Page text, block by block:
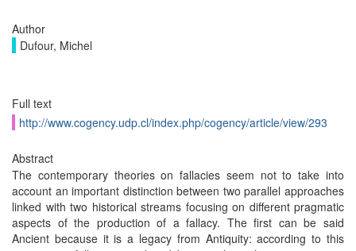
Author
Dufour, Michel
Full text
http://www.cogency.udp.cl/index.php/cogency/article/view/293
Abstract
The contemporary theories on fallacies seem not to take into
account an important distinction between two parallel approaches
linked with two historical streams focusing on different pragmatic
aspects of the production of a fallacy. The first can be said
Ancient because it is a legacy from Antiquity: according to this